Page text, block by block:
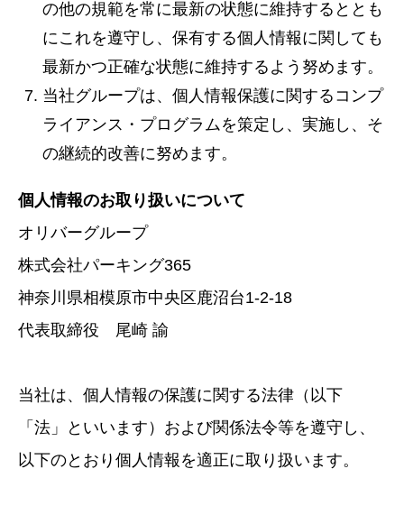
の他の規範を常に最新の状態に維持するととも
にこれを遵守し、保有する個人情報に関しても
最新かつ正確な状態に維持するよう努めます。
当社グループは、個人情報保護に関するコンプ
ライアンス・プログラムを策定し、実施し、そ
の継続的改善に努めます。
個人情報のお取り扱いについて
オリバーグループ
株式会社パーキング365
神奈川県相模原市中央区鹿沼台1-2-18
代表取締役 尾崎 諭
当社は、個人情報の保護に関する法律（以下
「法」といいます）および関係法令等を遵守し、
以下のとおり個人情報を適正に取り扱います。